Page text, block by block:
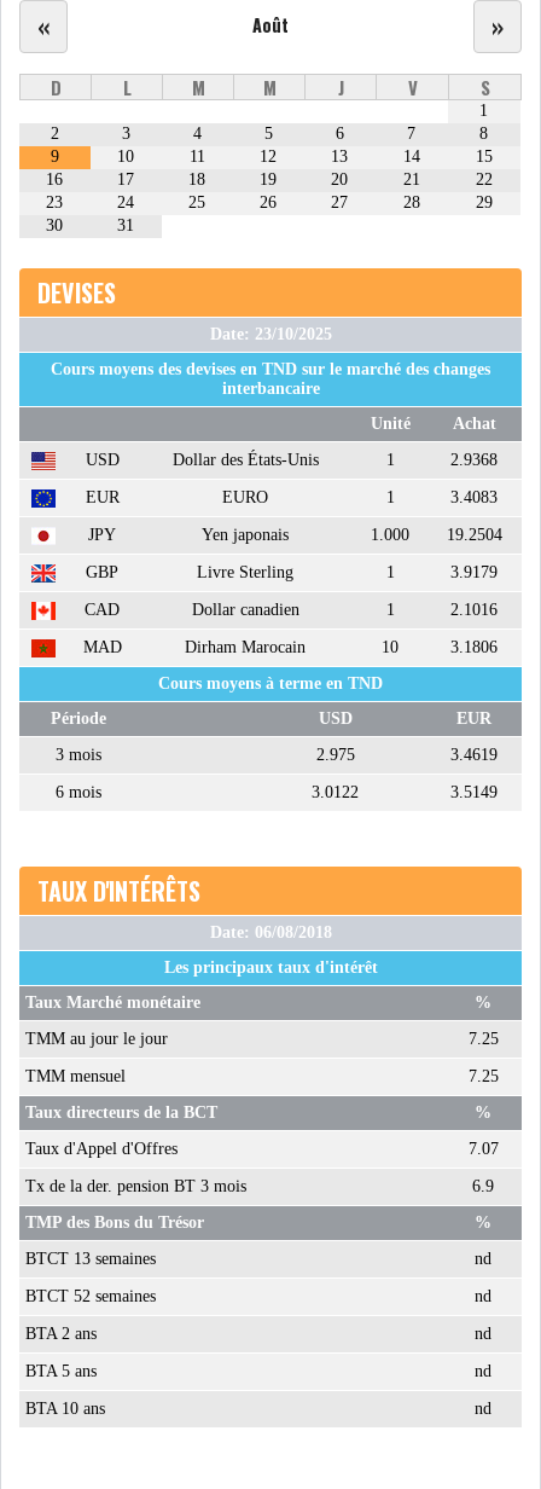
INS : L'INFLATION RECULE À
5,1% EN...
IRADA : PREMIER APPEL À
FONDATION POUR L...
RSS
POLITIQUE
ELECTIONS
ACTUALITÉS
GOUVERNEMENT
DIVERS
ASSEMBLÉE DES
PEUPLE (ARP)
SAIED LIMOGE LA MINISTRE DE
L'INDUS...
SLAH ZOUARI NOMMÉ
MINISTRE DE L'ÉQU...
SARRA ZAAFRANI ZENZRI
MICHKET SLAMA KHALDI
RSS
MAGHREB
ALGÉRIE
LIBYE
Août
« »
D L M M J V S
1
2
3 4 5 6 7
8
9
10 11 12 13 14
15
16
17 18 19 20 21
22
23
24 25 26 27 28
29
30
31
DEVISES
Date: 23/10/2025
Cours moyens des devises en TND sur le marché des changes
interbancaire
Unité
Achat
USD
Dollar des États-Unis 1 2.9368
EUR EURO 1 3.4083
JPY Yen japonais 1.000 19.2504
GBP Livre Sterling 1 3.9179
CAD Dollar canadien 1 2.1016
MAD Dirham Marocain 10
3.1806
Cours moyens à terme en TND
Période
USD
EUR
3 mois
2.975 3.4619
6 mois 3.0122 3.5149
TAUX D'INTÉRÊTS
Date: 06/08/2018
Les principaux taux d'intérêt
Taux Marché monétaire
%
TMM au jour le jour
7.25
TMM mensuel
7.25
Taux directeurs de la BCT
%
Taux d'Appel d'Offres
7.07
Tx de la der. pension BT 3 mois
6.9
TMP des Bons du Trésor
%
BTCT 13 semaines
nd
BTCT 52 semaines nd
BTA 2 ans nd
BTA 5 ans nd
BTA 10 ans nd